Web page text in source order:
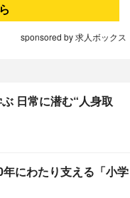
sponsored by 求人ボックス
日常に潜む“人身取
にわたり支える「小学